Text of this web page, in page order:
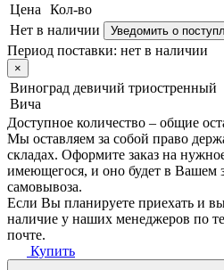
Цена
Кол-во
Нет в наличии
Уведомить о
Период поставки: нет в наличии
×
Виноград девичий триостренный
Вича
Доступное количество – общие
Мы оставляем за собой право
складах. Оформите заказ на
имеющегося, и оно будет в Вашем
самовывоза.
Если Вы планируете приехать и
наличие у наших менеджеров по
почте.
Купить